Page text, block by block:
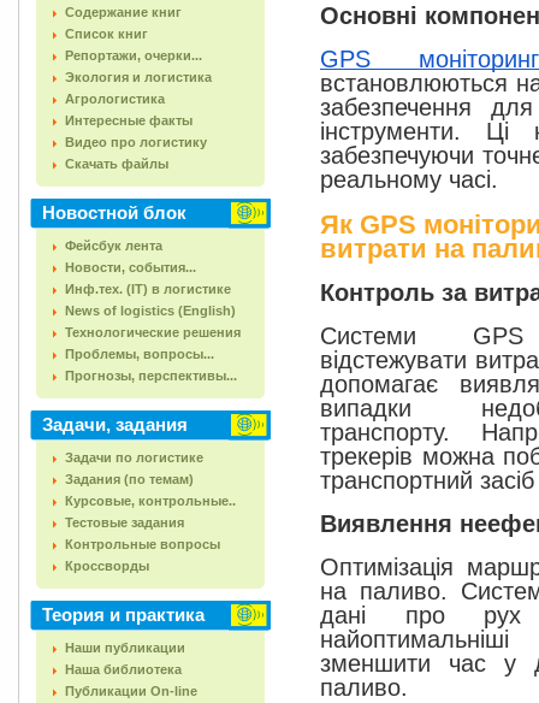
Содержание книг
Список книг
Репортажи, очерки...
Экология и логистика
Агрологистика
Интересные факты
Видео про логистику
Скачать файлы
Новостной блок
Фейсбук лента
Новости, события...
Инф.тех. (IT) в логистике
News of logistics (English)
Технологические решения
Проблемы, вопросы...
Прогнозы, перспективы...
Задачи, задания
Задачи по логистике
Задания (по темам)
Курсовые, контрольные..
Тестовые задания
Контрольные вопросы
Кроссворды
Теория и практика
Наши публикации
Наша библиотека
Публикации On-line
Основні
GPS моніторинг
встановлюються
забезпечення
інструменти. Ці
забезпечуючи
реальному часі.
Як GPS
витрати на
Контроль за
Системи GPS
відстежувати
допомагає
випадки
транспорту.
трекерів можна
транспортний
Виявлення
Оптимізація
на паливо.
дані про рух
зменшити час у
паливо.